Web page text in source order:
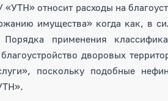
относит расходы на
имущества» когда как, в
применения
дворовых
поскольку подобные